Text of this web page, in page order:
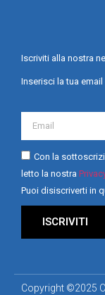
Iscriviti alla nostra
Inserisci la tua email
Con la
letto la nostra
Puoi disiscriverti in
ISCRIVITI
Copyright ©2025